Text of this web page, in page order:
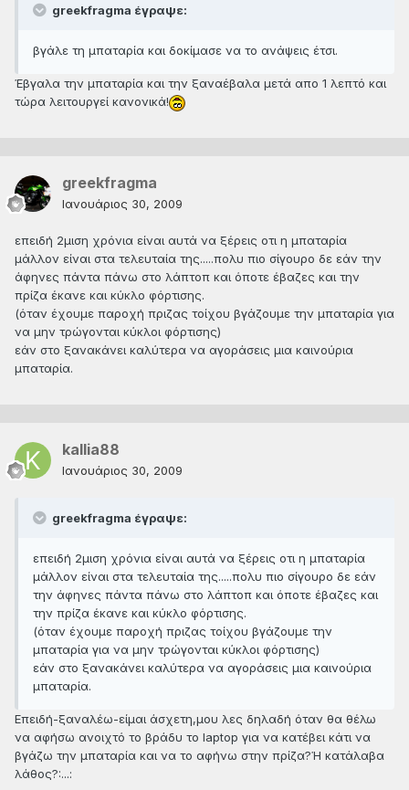
greekfragma έγραψε:
βγάλε τη μπαταρία και δοκίμασε να το ανάψεις έτσι.
Έβγαλα την μπαταρία και την ξαναέβαλα μετά απο 1 λεπτό και
τώρα λειτουργεί κανονικά!
greekfragma
Ιανουάριος 30, 2009
επειδή 2μιση χρόνια είναι αυτά να ξέρεις οτι η μπαταρία
μάλλον είναι στα τελευταία της.....πολυ πιο σίγουρο δε εάν την
άφηνες πάντα πάνω στο λάπτοπ και όποτε έβαζες και την
πρίζα έκανε και κύκλο φόρτισης.
(όταν έχουμε παροχή πριζας τοίχου βγάζουμε την μπαταρία για
να μην τρώγονται κύκλοι φόρτισης)
εάν στο ξανακάνει καλύτερα να αγοράσεις μια καινούρια
μπαταρία.
kallia88
Ιανουάριος 30, 2009
greekfragma έγραψε:
επειδή 2μιση χρόνια είναι αυτά να ξέρεις οτι η μπαταρία
μάλλον είναι στα τελευταία της.....πολυ πιο σίγουρο δε εάν
την άφηνες πάντα πάνω στο λάπτοπ και όποτε έβαζες και
την πρίζα έκανε και κύκλο φόρτισης.
(όταν έχουμε παροχή πριζας τοίχου βγάζουμε την
μπαταρία για να μην τρώγονται κύκλοι φόρτισης)
εάν στο ξανακάνει καλύτερα να αγοράσεις μια καινούρια
μπαταρία.
Eπειδή-ξαναλέω-είμαι άσχετη,μου λες δηλαδή όταν θα θέλω
να αφήσω ανοιχτό το βράδυ το laptop για να κατέβει κάτι να
βγάζω την μπαταρία και να το αφήνω στην πρίζα?Ή κατάλαβα
λάθος?:...: